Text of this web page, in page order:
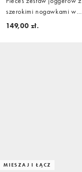
szerokimi nogawkami w
granatowym kolorze
149,00 zł.
MIESZAJ I ŁĄCZ